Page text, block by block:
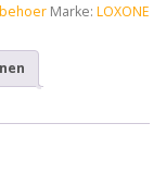
Marke: LOXONE